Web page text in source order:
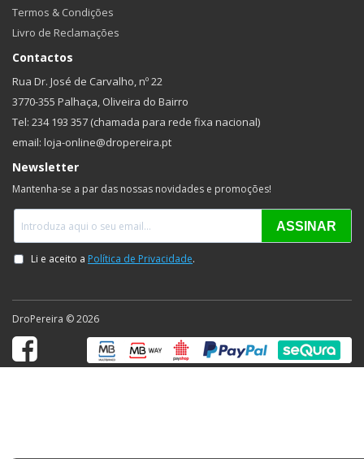
Termos & Condições
Livro de Reclamações
Contactos
Rua Dr. José de Carvalho, nº 22
3770-355 Palhaça, Oliveira do Bairro
Tel: 234 193 357 (chamada para rede fixa nacional)
email: loja-online@dropereira.pt
Newsletter
Mantenha-se a par das nossas novidades e promoções!
DroPereira © 2026